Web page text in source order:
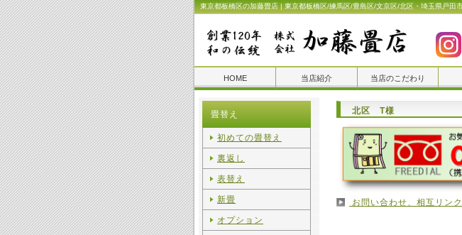
東京都板橋区の加藤畳店 | 東京都板橋区/練馬区/豊島区/文京区/北区・埼玉県戸田
HOME 当店紹介 当店のこだわり
北区 T様
お問い合わせ、相互リン
畳替え
初めての畳替え
裏返し
表替え
新畳
オプション